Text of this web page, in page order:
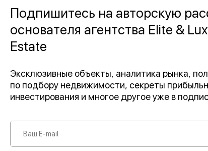
Подпишитесь на авторскую
основателя агентства Elite &
Estate
Эксклюзивные объекты, аналитика рынка,
по подбору недвижимости, секреты
инвестирования и многое другое уже в